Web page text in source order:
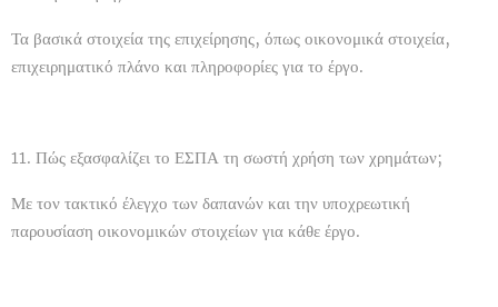
Τα βασικά στοιχεία της επιχείρησης, όπως οικονομικά στοιχεία,
επιχειρηματικό πλάνο και πληροφορίες για το έργο.
11. Πώς εξασφαλίζει το ΕΣΠΑ τη σωστή χρήση των χρημάτων;
Με τον τακτικό έλεγχο των δαπανών και την υποχρεωτική
παρουσίαση οικονομικών στοιχείων για κάθε έργο.